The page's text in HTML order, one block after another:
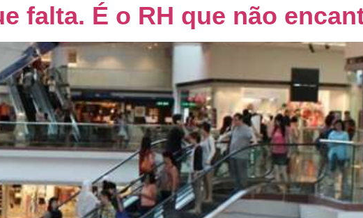
falta. É o RH que não